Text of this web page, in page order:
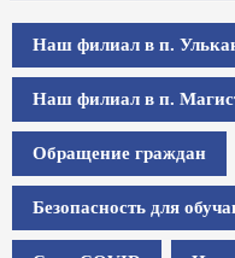
Наш филиал в п.
Наш филиал в п.
Обращение граждан
Безопасность для